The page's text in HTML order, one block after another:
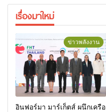
เรื่องมาใหม่
ข่าวพลังงาน
อินฟอร์มา มาร์เก็ตส์ ผนึกเครือ